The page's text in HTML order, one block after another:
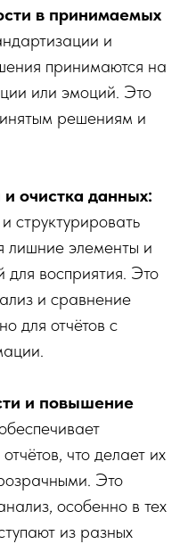
в принимаемых
и
принимаются на
или эмоций. Это
решениям и
очистка данных:
структурировать
лишние элементы и
восприятия. Это
и сравнение
для отчётов с
и повышение
что делает их
Это
особенно в тех
из разных